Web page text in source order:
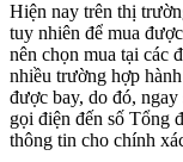
Hiện nay trên thị
tuy nhiên để mua
nên chọn mua tại các
nhiều trường hợp
được bay, do đó,
gọi điện đến số Tổng
thông tin cho chính